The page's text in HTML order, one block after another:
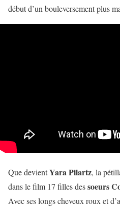
début d’un bouleversement plus
Que devientYara Pilartz, la
dans le film 17 filles dessoeurs
Avec ses longs cheveux roux et